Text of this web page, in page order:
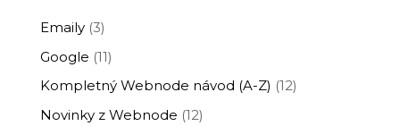
Emaily(3)
Google (11)
Kompletný Webnode návod (A-Z) (12)
Novinky z Webnode (12)